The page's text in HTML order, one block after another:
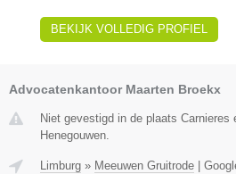
BEKIJK VOLLEDIG PROFIEL
Advocatenkantoor Maarten Broekx
Niet gevestigd in de plaats Carnieres
Henegouwen.
Limburg » Meeuwen Gruitrode